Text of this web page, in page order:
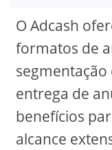
O Adcash
formatos de
entrega de
benefícios
alcance